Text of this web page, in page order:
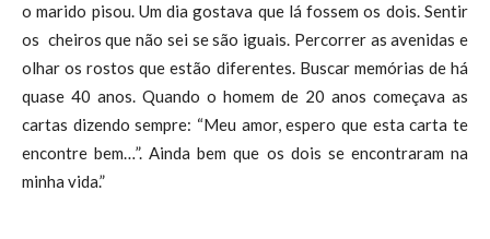
o marido pisou. Um dia gostava que lá fossem os dois. Sentir
os cheiros que não sei se são iguais. Percorrer as avenidas e
olhar os rostos que estão diferentes. Buscar memórias de há
quase 40 anos. Quando o homem de 20 anos começava as
cartas dizendo sempre: “Meu amor, espero que esta carta te
encontre bem…”. Ainda bem que os dois se encontraram na
minha vida.”